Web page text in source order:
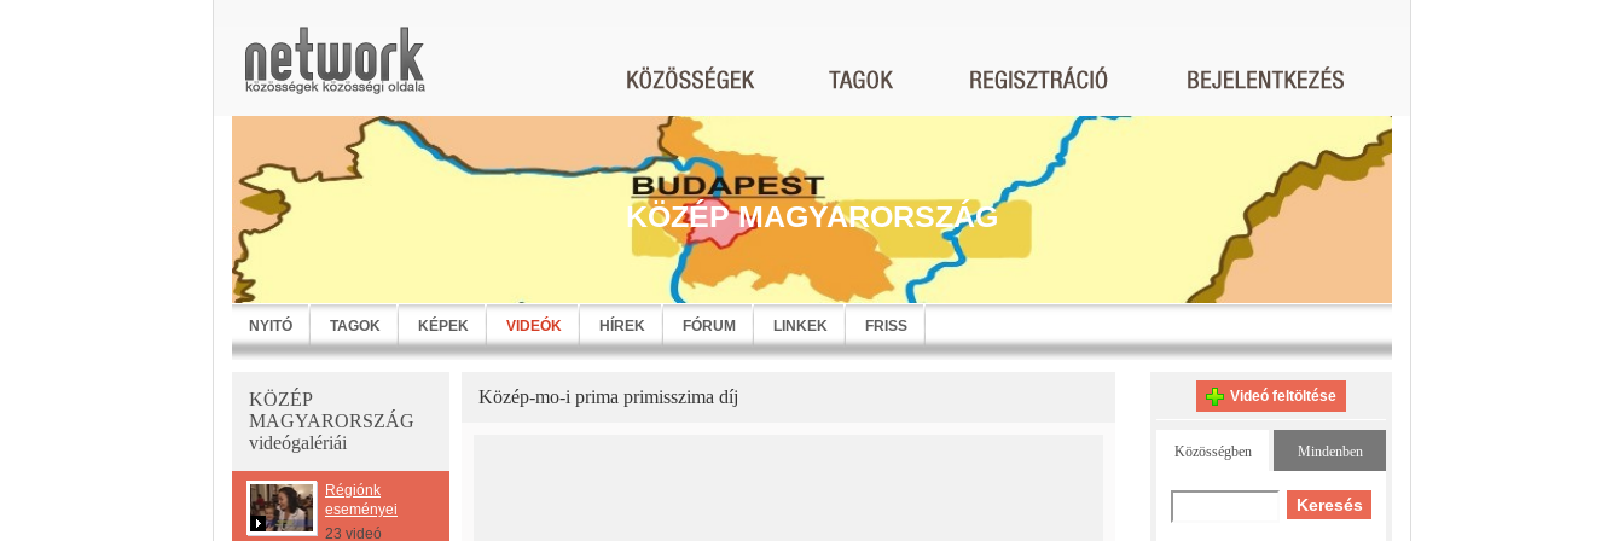
KÖZÉP MAGYARORSZÁG
NYITÓ TAGOK KÉPEK VIDEÓK HÍREK FÓRUM LINKEK FRISS
KÖZÉP
MAGYARORSZÁG
videógalériái
Régiónk
eseményei
23 videó
Közép-mo-i prima primisszima díj Videó feltöltése
Közösségben Mindenben